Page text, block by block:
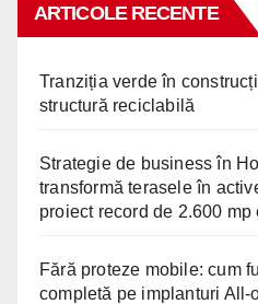
ARTICOLE RECENTE
Tranziția verde în
structură reciclabilă
Strategie de business în
transformă terasele în
proiect record de 2.600
Fără proteze mobile: cum
completă pe implanturi All-